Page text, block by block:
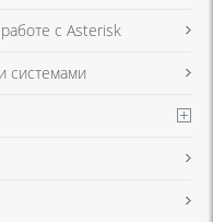
данных для связи
обработки персональных
данных для связи
обработки персональных
с Asterisk
системами